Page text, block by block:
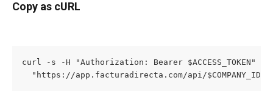
Copy as cURL
curl -s -H "Authorization: Bearer $ACCESS_TOKEN" -X
"https://app.facturadirecta.com/api/$COMPANY_ID/